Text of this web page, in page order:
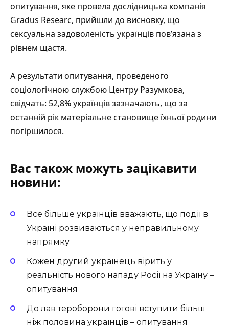
опитування, яке провела дослідницька компанія
Gradus Researc, прийшли до висновку, що
сексуальна задоволеність українців пов’язана з
рівнем щастя.
А результати опитування, проведеного
соціологічною службою Центру Разумкова,
свідчать: 52,8% українців зазначають, що за
останній рік матеріальне становище їхньої родини
погіршилося.
Вас також можуть зацікавити
новини:
Все більше українців вважають, що події в
Україні розвиваються у неправильному
напрямку
Кожен другий українець вірить у
реальність нового нападу Росії на Україну –
опитування
До лав тероборони готові вступити більш
ніж половина українців – опитування